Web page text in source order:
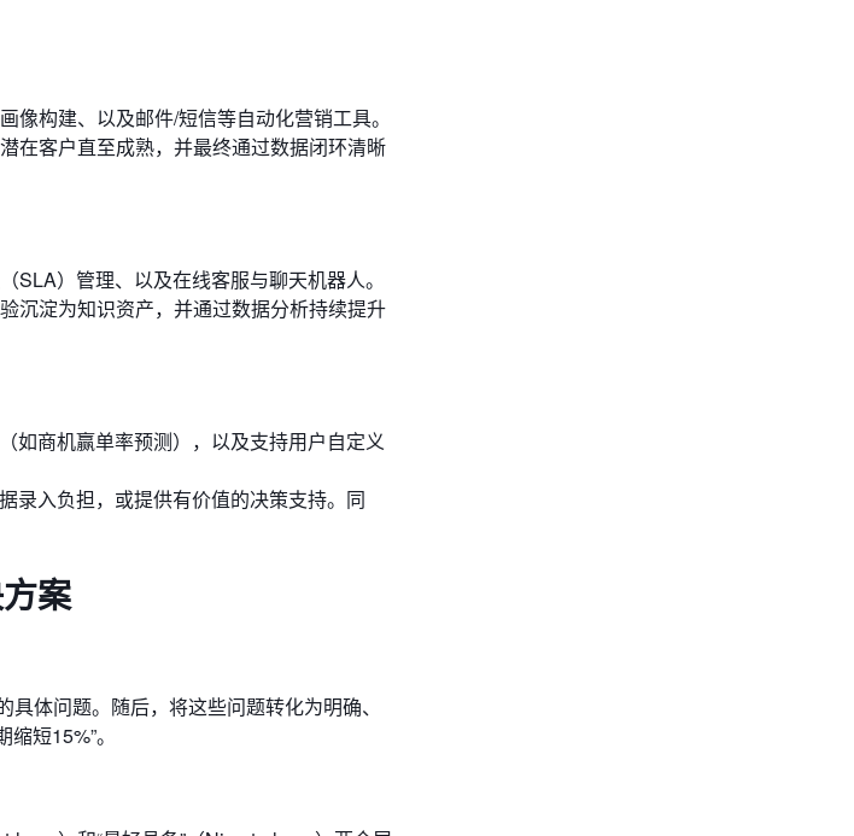
构建、以及邮件/短信等自动化营销工具。
在客户直至成熟，并最终通过数据闭环清晰
SLA）管理、以及在线客服与聊天机器人。
沉淀为知识资产，并通过数据分析持续提升
如商机赢单率预测），以及支持用户自定义
录入负担，或提供有价值的决策支持。同
案
体问题。随后，将这些问题转化为明确、
短15%”。